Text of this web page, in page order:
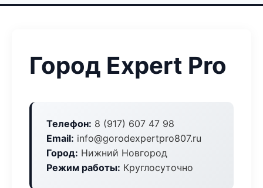
Город Expert Pro
Телефон: 8 (917) 607 47 98
Email: info@gorodexpertpro807.ru
Город: Нижний Новгород
Режим работы: Круглосуточно